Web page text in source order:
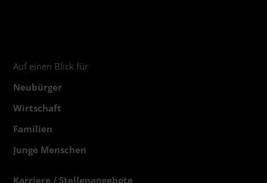
Auf einen Blick für
Neubürger
Wirtschaft
Familien
Junge Menschen
Karriere / Stellenangebote